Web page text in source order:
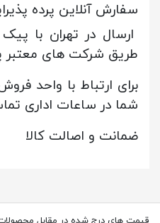
سفارش آنلاین پرده
ارسال در تهران با
طریق شرکت های معتبر
برای ارتباط با واحد
شما در ساعات اداری
ضمانت و اصالت کالا